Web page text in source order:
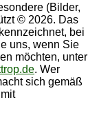
(Bilder,
© 2026. Das
bei
uns, wenn Sie
möchten, unter
. Wer
sich gemäß